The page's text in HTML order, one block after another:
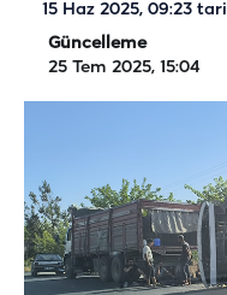
15 Haz 2025, 09:23
Güncelleme
25 Tem 2025, 15:04